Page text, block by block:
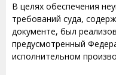
В целях обеспечения
требований суда,
документе, был
предусмотренный
исполнительном